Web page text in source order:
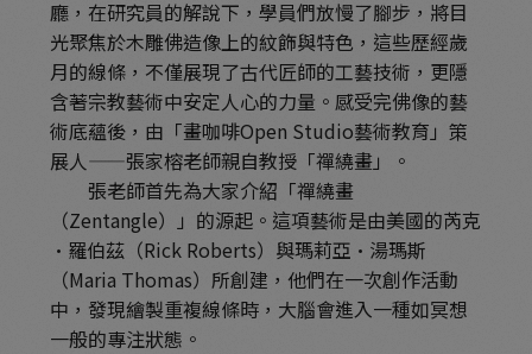
廳，在研究員的解說下，學員們放慢了腳步，將目
光聚焦於木雕佛造像上的紋飾與特色，這些歷經歲
月的線條，不僅展現了古代匠師的工藝技術，更隱
含著宗教藝術中安定人心的力量。感受完佛像的藝
術底蘊後，由「畫咖啡Open Studio藝術教育」策
展人——張家榕老師親自教授「禪繞畫」。
張老師首先為大家介紹「禪繞畫
（Zentangle）」的源起。這項藝術是由美國的芮克
·羅伯茲（Rick Roberts）與瑪莉亞·湯瑪斯
（Maria Thomas）所創建，他們在一次創作活動
中，發現繪製重複線條時，大腦會進入一種如冥想
一般的專注狀態。